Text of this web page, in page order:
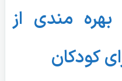
بهره مندی از
کودکان